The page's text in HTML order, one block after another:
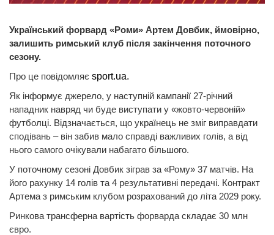
Український форвард «Роми» Артем Довбик, ймовірно,
залишить римський клуб після закінчення поточного
сезону.
Про це повідомляє sport.ua.
Як інформує джерело, у наступній кампанії 27-річний
нападник навряд чи буде виступати у «жовто-червоній»
футболці. Відзначається, що українець не зміг виправдати
сподівань – він забив мало справді важливих голів, а від
нього самого очікували набагато більшого.
У поточному сезоні Довбик зіграв за «Рому» 37 матчів. На
його рахунку 14 голів та 4 результативні передачі. Контракт
Артема з римським клубом розрахований до літа 2029 року.
Ринкова трансферна вартість форварда складає 30 млн
євро.